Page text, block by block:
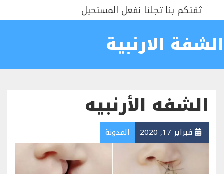
ثقتكم بنا تجلنا نفعل المستحيل
الشفة الارنبية
الشفه الأرنبيه
فبراير 17, 2020 المدونة